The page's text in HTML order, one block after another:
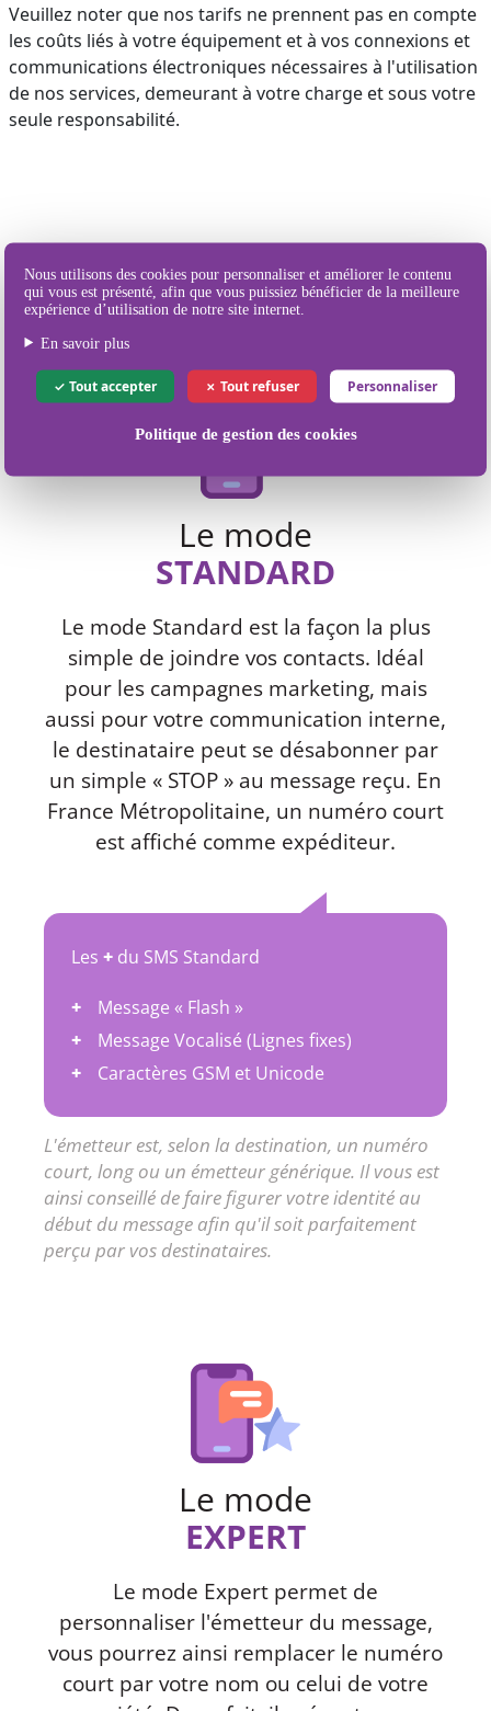
Nous utilisons des cookies pour personnaliser et améliorer le contenu
qui vous est présenté, afin que vous puissiez bénéficier de la meilleure
expérience d’utilisation de notre site internet.
En savoir plus
Tout accepter Tout refuser Personnaliser
Politique de gestion des cookies
Veuillez noter que nos tarifs ne prennent pas en compte
les coûts liés à votre équipement et à vos connexions et
communications électroniques nécessaires à l'utilisation
de nos services, demeurant à votre charge et sous votre
seule responsabilité.
Nos différents
modes d'envoi de SMS
Le mode
STANDARD
Le mode Standard est la façon la plus
simple de joindre vos contacts. Idéal
pour les campagnes marketing, mais
aussi pour votre communication interne,
le destinataire peut se désabonner par
un simple « STOP » au message reçu. En
France Métropolitaine, un numéro court
est affiché comme expéditeur.
Les + du SMS Standard
Message « Flash »
Message Vocalisé (Lignes fixes)
Caractères GSM et Unicode
L'émetteur est, selon la destination, un numéro
court, long ou un émetteur générique. Il vous est
ainsi conseillé de faire figurer votre identité au
début du message afin qu'il soit parfaitement
perçu par vos destinataires.
Le mode
EXPERT
Le mode Expert permet de
personnaliser l'émetteur du message,
vous pourrez ainsi remplacer le numéro
court par votre nom ou celui de votre